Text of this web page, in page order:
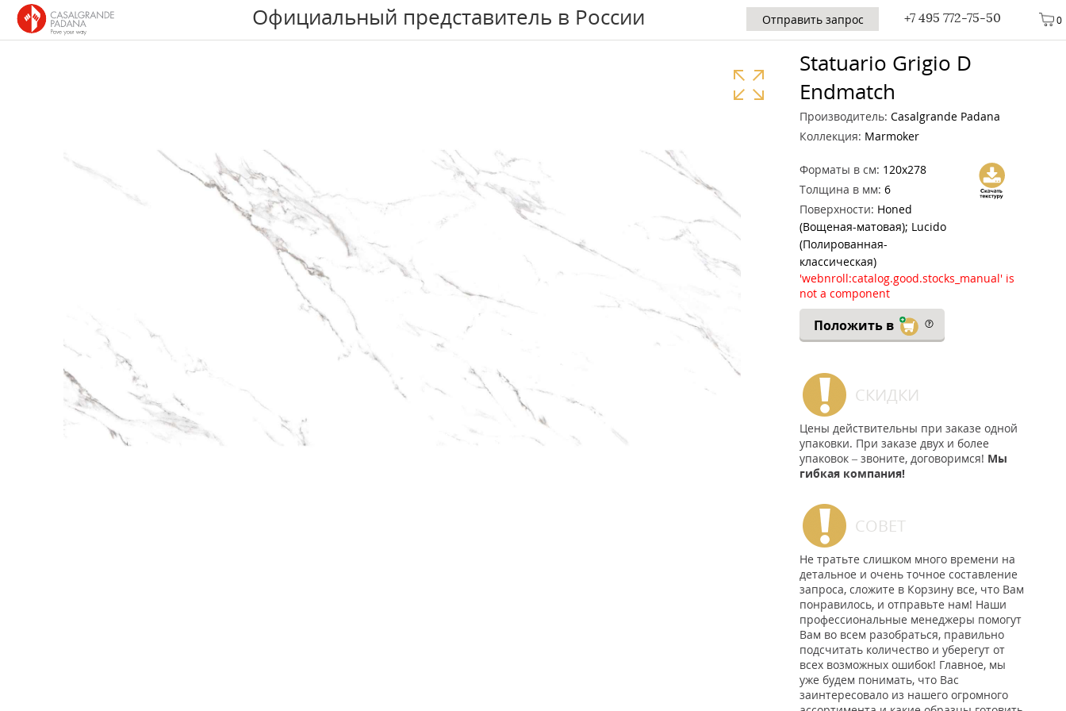
0
Официальный представитель в России +7 495 772-75-50
Отправить запрос
Statuario Grigio D
Endmatch
Производитель: Casalgrande Padana
Коллекция: Marmoker
Форматы в см: 120x278
Толщина в мм: 6
Поверхности: Honed
(Вощеная-матовая); Lucido
(Полированная-
классическая)
'webnroll:catalog.good.stocks_manual' is
not a component
Положить в
СКИДКИ
Цены действительны при заказе одной
упаковки. При заказе двух и более
упаковок – звоните, договоримся! Мы
гибкая компания!
СОВЕТ
Не тратьте слишком много времени на
детальное и очень точное составление
запроса, сложите в Корзину все, что Вам
понравилось, и отправьте нам! Наши
профессиональные менеджеры помогут
Вам во всем разобраться, правильно
подсчитать количество и уберегут от
всех возможных ошибок! Главное, мы
уже будем понимать, что Вас
заинтересовало из нашего огромного